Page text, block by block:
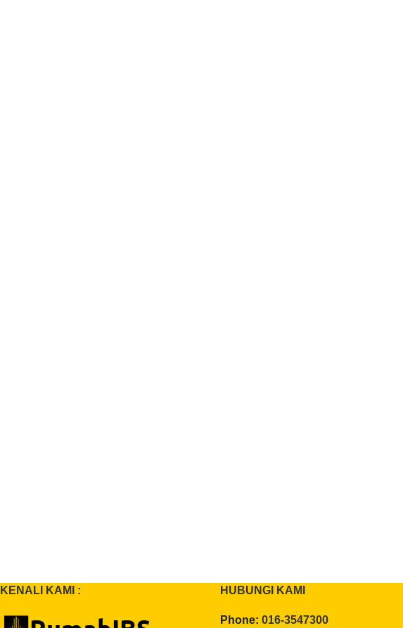
KENALI KAMI : HUBUNGI KAMI
Phone: 016-3547300